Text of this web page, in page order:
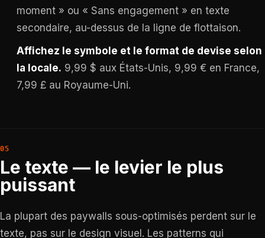
moment » ou « Sans engagement » en texte
secondaire, au-dessus de la ligne de flottaison.
Affichez le symbole et le format de devise selon
la locale. 9,99 $ aux États-Unis, 9,99 € en France,
7,99 £ au Royaume-Uni.
Le texte — le levier le plus
puissant
La plupart des paywalls sous-optimisés perdent sur le
texte, pas sur le design visuel. Les patterns qui